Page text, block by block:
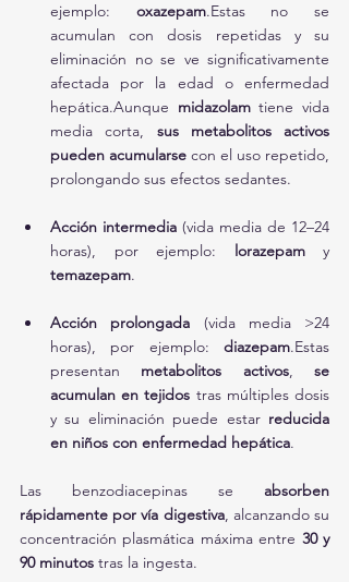
ejemplo: oxazepam.Estas no se
acumulan con dosis repetidas y su
eliminación no se ve significativamente
afectada por la edad o enfermedad
hepática.Aunque midazolam tiene vida
media corta, sus metabolitos activos
pueden acumularse con el uso repetido,
prolongando sus efectos sedantes.
Acción intermedia (vida media de 12–24
horas), por ejemplo: lorazepam
temazepam.
Acción prolongada (vida media >24
horas), por ejemplo: diazepam.Estas
presentan metabolitos activos, se
acumulan en tejidos tras múltiples dosis
y su eliminación puede estar reducida
en niños con enfermedad hepática.
Las benzodiacepinas se absorben
rápidamente por vía digestiva, alcanzando su
concentración plasmática máxima entre 30 y
90 minutos tras la ingesta.